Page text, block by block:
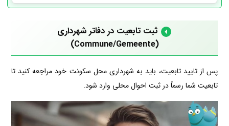
ثبت تابعیت در دفاتر شهرداری
(Commune/Gemeente)
پس از تایید تابعیت، باید به شهرداری محل سکونت خود مراجعه کنید تا
تابعیت شما رسماً در ثبت احوال محلی وارد شود.